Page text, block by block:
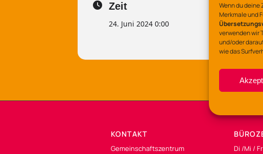
Wenn du
Merkmale und
verwenden wir
und/oder
wie das
Zeit
24. Juni 2024 0:00
KONTAKT
Gemeinschaftszentrum
Di /Mi /